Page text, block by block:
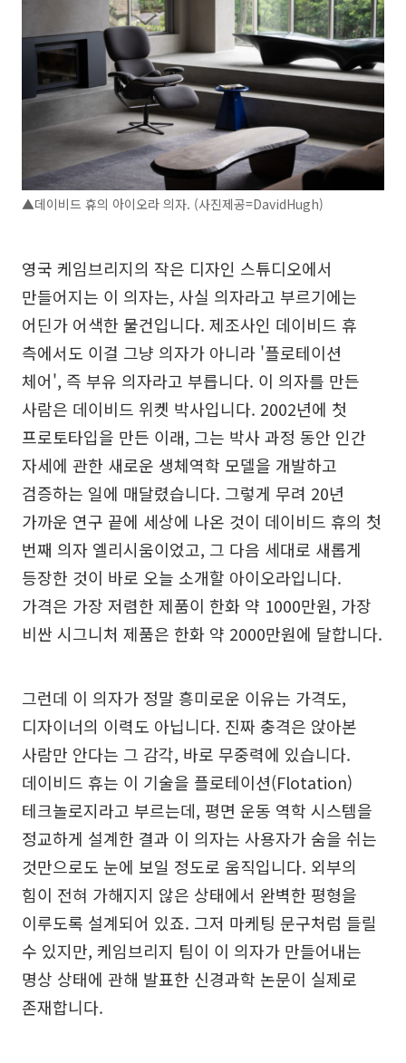
▲데이비드 휴의 아이오라 의자. (사진제공=DavidHugh)
영국 케임브리지의 작은 디자인 스튜디오에서
만들어지는 이 의자는, 사실 의자라고 부르기에는
어딘가 어색한 물건입니다. 제조사인 데이비드 휴
측에서도 이걸 그냥 의자가 아니라 '플로테이션
체어', 즉 부유 의자라고 부릅니다. 이 의자를 만든
사람은 데이비드 위켓 박사입니다. 2002년에 첫
프로토타입을 만든 이래, 그는 박사 과정 동안 인간
자세에 관한 새로운 생체역학 모델을 개발하고
검증하는 일에 매달렸습니다. 그렇게 무려 20년
가까운 연구 끝에 세상에 나온 것이 데이비드 휴의 첫
번째 의자 엘리시움이었고, 그 다음 세대로 새롭게
등장한 것이 바로 오늘 소개할 아이오라입니다.
가격은 가장 저렴한 제품이 한화 약 1000만원, 가장
비싼 시그니처 제품은 한화 약 2000만원에 달합니다.
그런데 이 의자가 정말 흥미로운 이유는 가격도,
디자이너의 이력도 아닙니다. 진짜 충격은 앉아본
사람만 안다는 그 감각, 바로 무중력에 있습니다.
데이비드 휴는 이 기술을 플로테이션(Flotation)
테크놀로지라고 부르는데, 평면 운동 역학 시스템을
정교하게 설계한 결과 이 의자는 사용자가 숨을 쉬는
것만으로도 눈에 보일 정도로 움직입니다. 외부의
힘이 전혀 가해지지 않은 상태에서 완벽한 평형을
이루도록 설계되어 있죠. 그저 마케팅 문구처럼 들릴
수 있지만, 케임브리지 팀이 이 의자가 만들어내는
명상 상태에 관해 발표한 신경과학 논문이 실제로
존재합니다.